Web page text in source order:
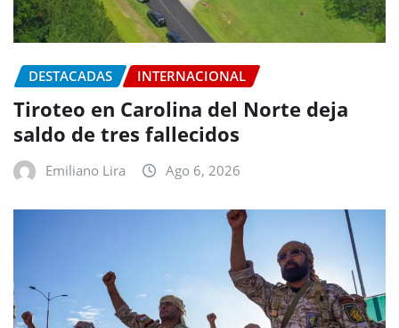
DESTACADAS INTERNACIONAL
Tiroteo en Carolina del Norte deja
saldo de tres fallecidos
Emiliano Lira Ago 6, 2026